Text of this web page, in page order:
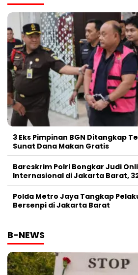
3 Eks Pimpinan BGN Ditangkap
Sunat Dana Makan Gratis
Bareskrim Polri Bongkar Judi
Internasional di Jakarta Barat,
Polda Metro Jaya Tangkap
Bersenpi di Jakarta Barat
B-NEWS